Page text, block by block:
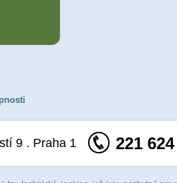
9 . Praha 1 221